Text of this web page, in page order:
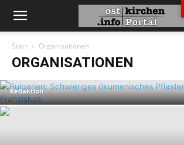
Start Organisationen
ORGANISATIONEN
Bulgarien: Schwieriges
Redaktion -